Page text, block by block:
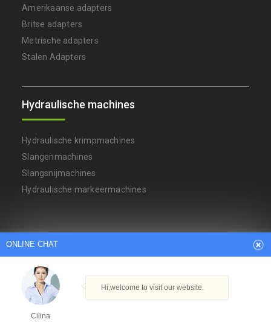
Amerikaanse adapters
Britse adapters
Metrische adapters
Stalen Adapters
Hydraulische machines
Hydraulische krimpmachines
Slangenmachines
Slangsnijmachines
Hydraulische markeermachines
Arabic
German
Italian Japanese
Persian
Portuguese
Thai
Copyright © Ningbo YH Hydraulic Machinery Factory
ONLINE CHAT
Cilina
Hi,welcome to visit our website.